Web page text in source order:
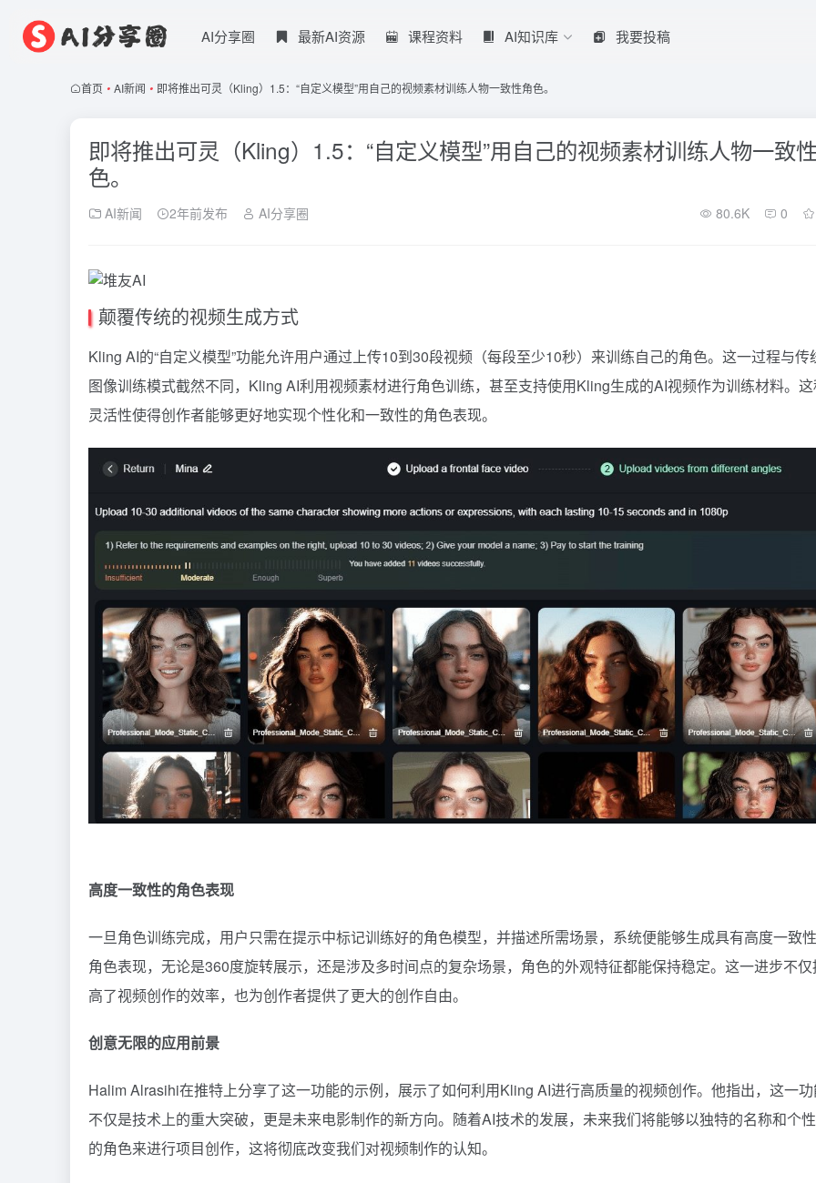
AI分享圈 最新AI资源 课程资料 AI知识库 我要投稿
首页 • AI新闻 • 即将推出可灵（Kling）1.5：“自定义模型”用自己的视频素材训练人物一致性角色。
即将推出可灵（Kling）1.5：“自定义模型”用自己的视频素材训练人物一致
色。
AI新闻 2年前发布 AI分享圈 80.6K 0
颠覆传统的视频生成方式
Kling AI的“自定义模型”功能允许用户通过上传10到30段视频（每段至少10秒）来训练自己的角色。这一过程与传
图像训练模式截然不同，Kling AI利用视频素材进行角色训练，甚至支持使用Kling生成的AI视频作为训练材料。
灵活性使得创作者能够更好地实现个性化和一致性的角色表现。
高度一致性的角色表现
一旦角色训练完成，用户只需在提示中标记训练好的角色模型，并描述所需场景，系统便能够生成具有高度一致
角色表现，无论是360度旋转展示，还是涉及多时间点的复杂场景，角色的外观特征都能保持稳定。这一进步不
高了视频创作的效率，也为创作者提供了更大的创作自由。
创意无限的应用前景
Halim Alrasihi在推特上分享了这一功能的示例，展示了如何利用Kling AI进行高质量的视频创作。他指出，这一
不仅是技术上的重大突破，更是未来电影制作的新方向。随着AI技术的发展，未来我们将能够以独特的名称和个
的角色来进行项目创作，这将彻底改变我们对视频制作的认知。